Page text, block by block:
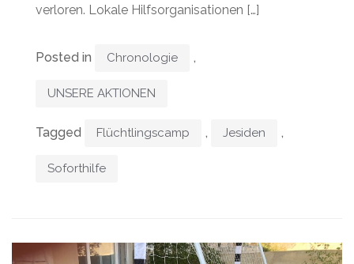
verloren. Lokale Hilfsorganisationen […]
Posted in Chronologie ,
UNSERE AKTIONEN
Tagged Flüchtlingscamp , Jesiden ,
Soforthilfe